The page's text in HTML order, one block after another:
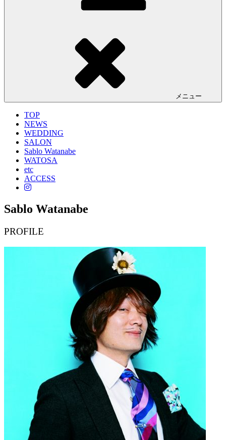
メニュー
TOP
NEWS
WEDDING
SALON
Sablo Watanabe
WATOSA
etc
ACCESS
Sablo Watanabe
PROFILE